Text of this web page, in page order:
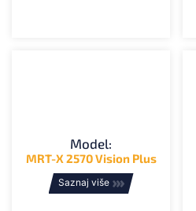
Model:
MRT-X 2570 Vision Plus
Saznaj više